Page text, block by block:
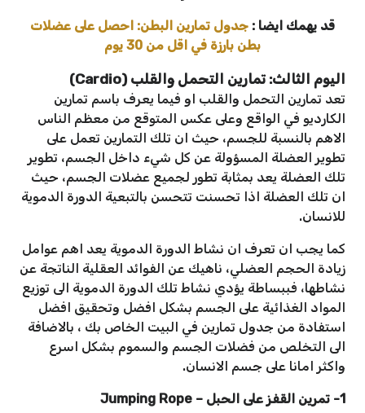
قد يهمك ايضا : جدول تمارين البطن: احصل على عضلات
بطن بارزة في اقل من 30 يوم
اليوم الثالث: تمارين التحمل والقلب (Cardio)
تعد تمارين التحمل والقلب او فيما يعرف باسم تمارين
الكارديو في الواقع وعلى عكس المتوقع من معظم الناس
الاهم بالنسبة للجسم، حيث ان تلك التمارين تعمل على
تطوير العضلة المسؤولة عن كل شيء داخل الجسم، تطوير
تلك العضلة يعد بمثابة تطور لجميع عضلات الجسم، حيث
ان تلك العضلة اذا تحسنت تتحسن بالتبعية الدورة الدموية
للانسان.
كما يجب ان تعرف ان نشاط الدورة الدموية يعد اهم عوامل
زيادة الحجم العضلي، ناهيك عن الفوائد العقلية الناتجة عن
نشاطها، فببساطة يؤدي نشاط تلك الدورة الدموية الى توزيع
المواد الغذائية على الجسم بشكل افضل وتحقيق افضل
استفادة من جدول تمارين في البيت الخاص بك ، بالاضافة
الى التخلص من فضلات الجسم والسموم بشكل اسرع
واكثر امانا على جسم الانسان.
1- تمرين القفز على الحبل –